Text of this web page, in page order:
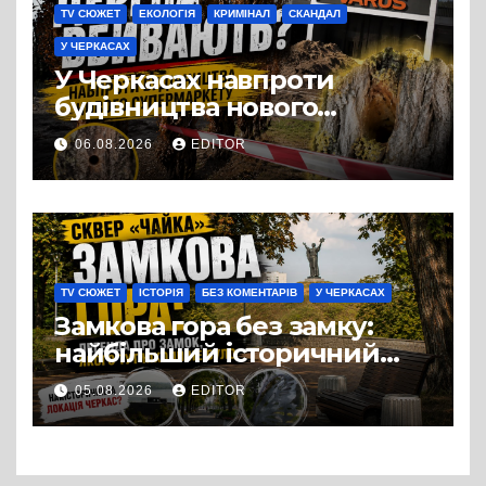
TV СЮЖЕТ ЕКОЛОГІЯ КРИМІНАЛ СКАНДАЛ
У ЧЕРКАСАХ
У Черкасах навпроти
будівництва нового
супермаркету VARUS на
проспекті Перемоги всохли
дерева. І це навряд чи
можна назвати
випадковістю
06.08.2026 EDITOR
TV СЮЖЕТ ІСТОРІЯ БЕЗ КОМЕНТАРІВ У ЧЕРКАСАХ
Замкова гора без замку:
найбільший історичний
міф Черкас
05.08.2026 EDITOR